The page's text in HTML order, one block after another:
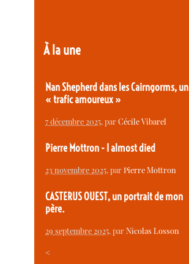
À la une
Nan Shepherd dans les Cairngorms, un
« trafic amoureux »
7 décembre 2025, parCécile Vibarel
Pierre Mottron - I almost died
23 novembre 2025, parPierre Mottron
CASTERUS OUEST, un portrait de mon
père.
29 septembre 2025, parNicolas Losson
<